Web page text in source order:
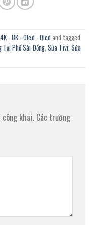
- 8K - Oled - Qled and tagged
Tại Phố Sài Đồng, Sửa Tivi, Sửa
khai. Các trường